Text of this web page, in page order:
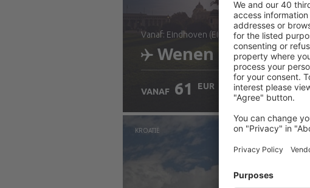
vanaf: Eindhoven (EIN)
Wenen
Bekijk de details
VANAF 61 EUR
KROATIË